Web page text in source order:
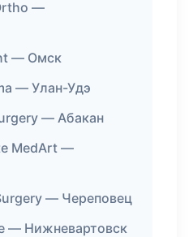
—
— Омск
— Улан-Удэ
— Абакан
MedArt —
— Череповец
— Нижневартовск